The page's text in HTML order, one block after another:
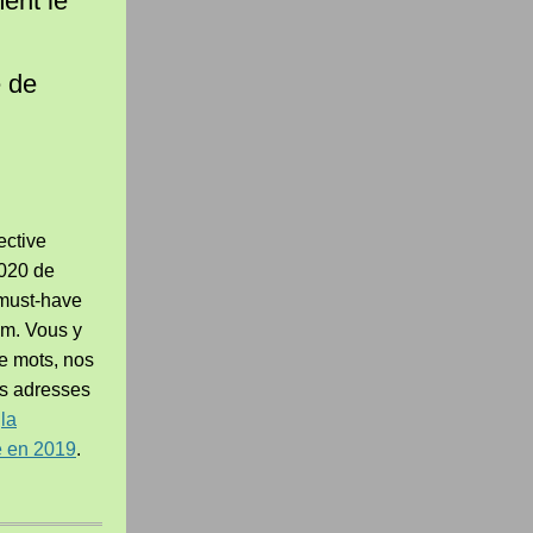
de
de
have
Vous y
mots, nos
adresses
la
en 2019.